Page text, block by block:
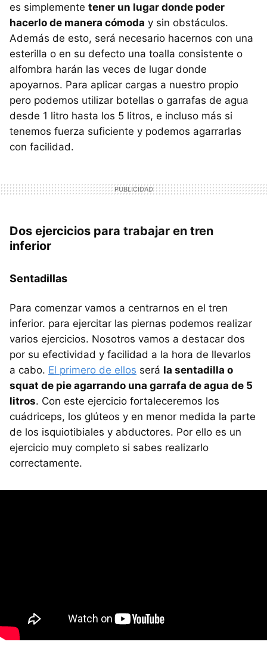
es simplemente tener un lugar donde poder
hacerlo de manera cómoda y sin obstáculos.
Además de esto, será necesario hacernos con una
esterilla o en su defecto una toalla consistente o
alfombra harán las veces de lugar donde
apoyarnos. Para aplicar cargas a nuestro propio
pero podemos utilizar botellas o garrafas de agua
desde 1 litro hasta los 5 litros, e incluso más si
tenemos fuerza suficiente y podemos agarrarlas
con facilidad.
Dos ejercicios para trabajar en tren
inferior
Sentadillas
Para comenzar vamos a centrarnos en el tren
inferior. para ejercitar las piernas podemos realizar
varios ejercicios. Nosotros vamos a destacar dos
por su efectividad y facilidad a la hora de llevarlos
a cabo. El primero de ellos será la sentadilla o
squat de pie agarrando una garrafa de agua de 5
litros. Con este ejercicio fortaleceremos los
cuádriceps, los glúteos y en menor medida la parte
de los isquiotibiales y abductores. Por ello es un
ejercicio muy completo si sabes realizarlo
correctamente.